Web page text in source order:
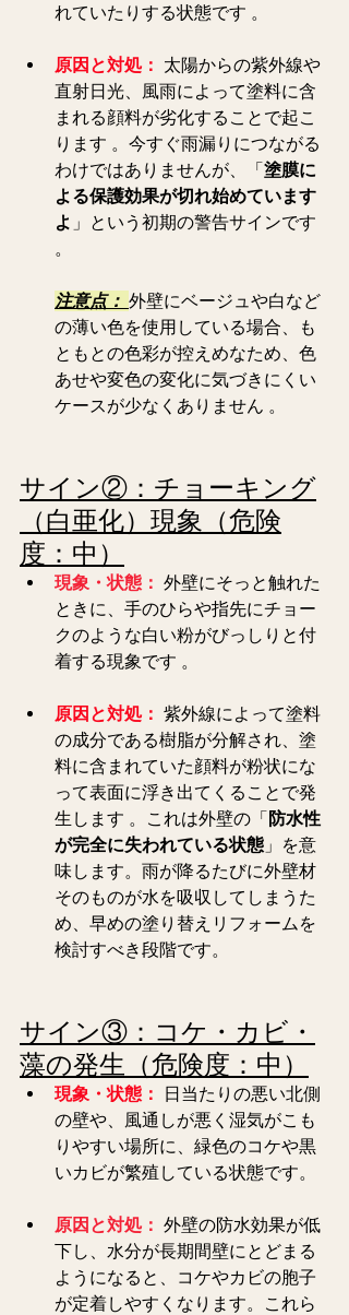
れていたりする状態です 。
原因と対処： 太陽からの紫外線や
直射日光、風雨によって塗料に含
まれる顔料が劣化することで起こ
ります 。今すぐ雨漏りにつながる
わけではありませんが、「塗膜に
よる保護効果が切れ始めています
よ 」という初期の警告サインです
。
注意点： 外壁にベージュや白など
の薄い色を使用している場合、も
ともとの色彩が控えめなため、色
あせや変色の変化に気づきにくい
ケースが少なくありません 。
サイン②：チョーキング
（白亜化）現象（危険
度：中）
現象・状態： 外壁にそっと触れた
ときに、手のひらや指先にチョー
クのような白い粉がびっしりと付
着する現象です 。
原因と対処： 紫外線によって塗料
の成分である樹脂が分解され、塗
料に含まれていた顔料が粉状にな
って表面に浮き出てくることで発
生します 。これは外壁の「防水性
が完全に失われている状態 」を意
味します。雨が降るたびに外壁材
そのものが水を吸収してしまうた
め、早めの塗り替えリフォームを
検討すべき段階です。
サイン③：コケ・カビ・
藻の発生（危険度：中）
現象・状態：
日当たりの悪い北側
の壁や、風通しが悪く湿気がこも
りやすい場所に、緑色のコケや黒
いカビが繁殖している状態です。
原因と対処： 外壁の防水効果が低
下し、水分が長期間壁にとどまる
ようになると、コケやカビの胞子
が定着しやすくなります。これら